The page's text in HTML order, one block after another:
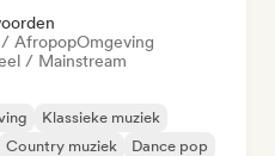
AfropopOmgeving
/ Mainstream
Klassieke muziek
Country muziek
Dance pop